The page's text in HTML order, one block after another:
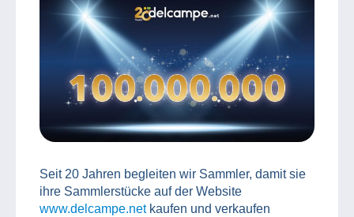
Seit 20 Jahren begleiten wir Sammler, damit sie
ihre Sammlerstücke auf der Website
www.delcampe.netkaufen und verkaufen